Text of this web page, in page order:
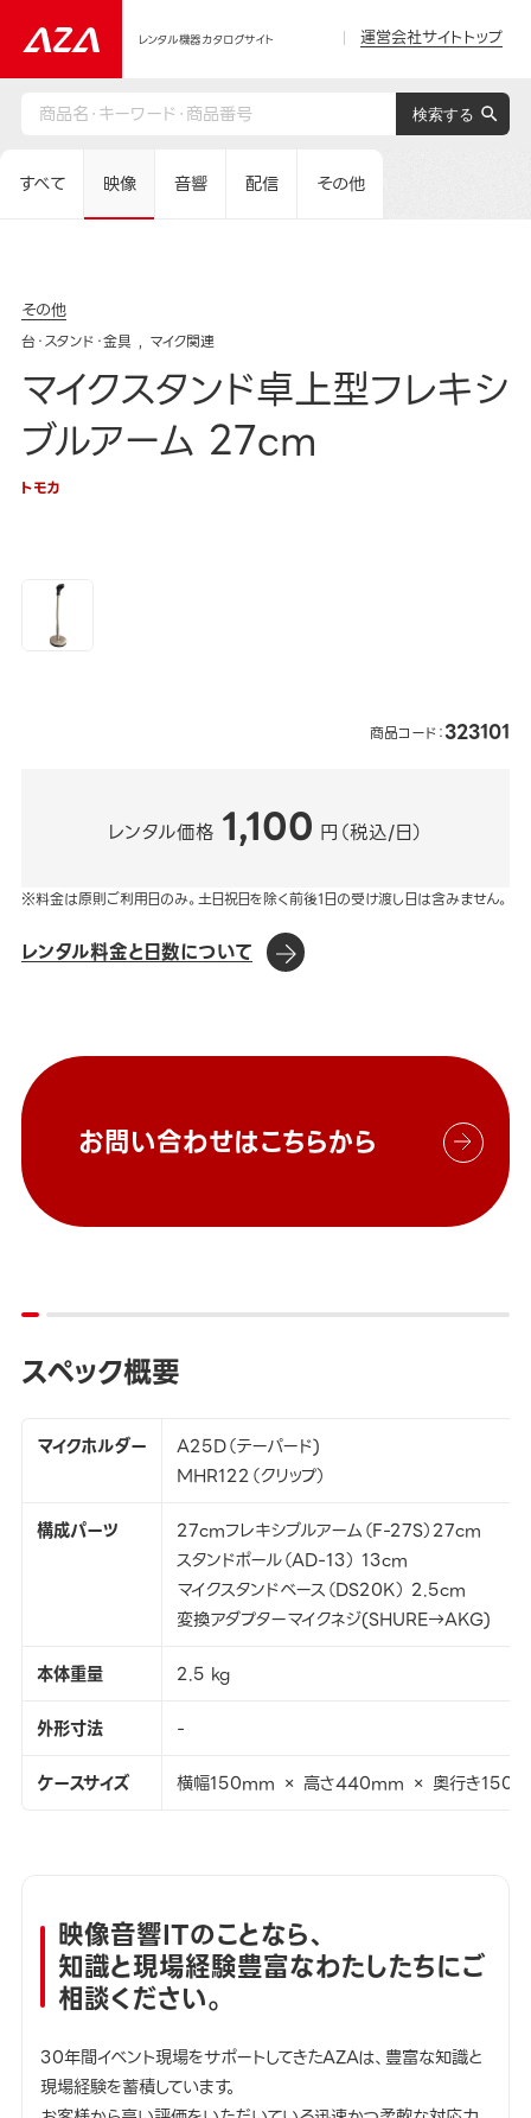
レンタル機器カタログサイト 運営会社サイトトップ
すべて 映像 音響 配信 その他
その他
台・スタンド・金具 マイク関連
マイクスタンド卓上型フレキシ
ブルアーム 27cm
トモカ
商品コード：323101
レンタル価格 1,100 円（税込/日）
※料金は原則ご利用日のみ。土日祝日を除く前後1日の受け渡し日は含みません。
レンタル料金と日数について
お問い合わせはこちらから
スペック概要
マイクホルダー
A25D（テーパード)
MHR122（クリップ）
構成パーツ
27cmフレキシブルアーム（F-27S）27cm
スタンドポール（AD-13） 13cm
マイクスタンドベース（DS20K） 2.5cm
変換アダプターマイクネジ(SHURE→AKG)
本体重量
2.5 kg
外形寸法
-
ケースサイズ
横幅150mm × 高さ440mm × 奥行き
映像音響ITのことなら、
知識と現場経験豊富なわたしたちにご
相談ください。
30年間イベント現場をサポートしてきたAZAは、豊富な知識と
現場経験を蓄積しています。